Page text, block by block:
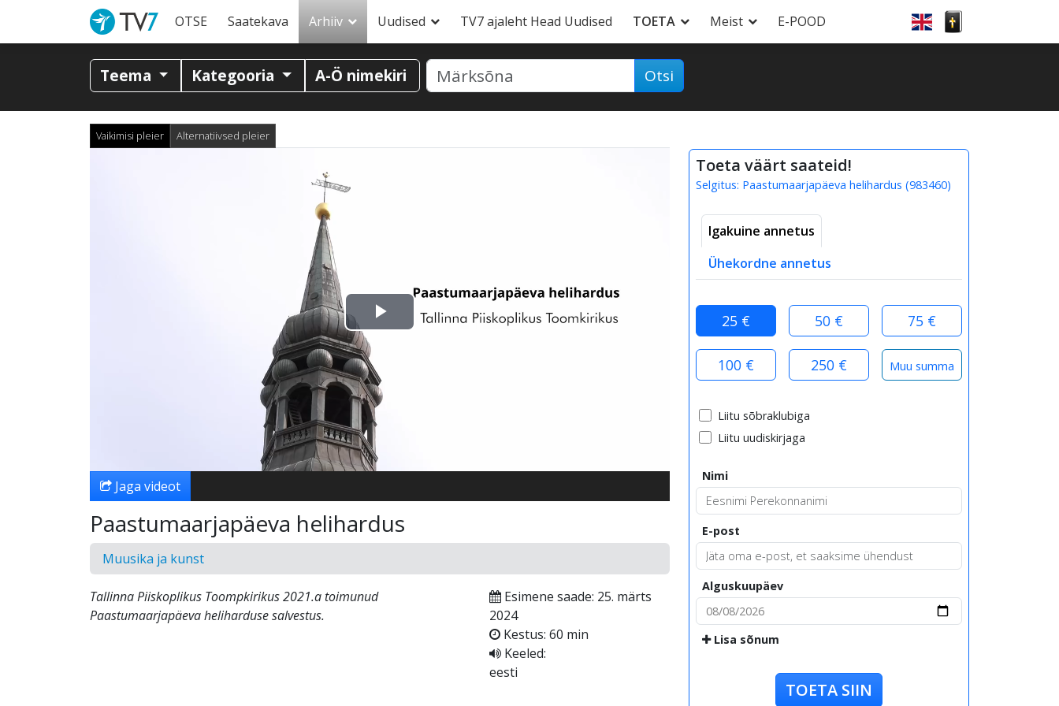
OTSE Saatekava Arhiiv Uudised TV7 ajaleht Head Uudised TOETA Meist E-POOD
Teema Kategooria A-Ö nimekiri Otsi
Vaikimisi pleier Alternatiivsed pleier
Esita
Jaga videot
Paastumaarjapäeva helihardus
Muusika ja kunst
Tallinna Piiskoplikus Toompkirikus 2021.a toimunud
Paastumaarjapäeva heliharduse salvestus.
Esimene saade: 25. märts
2024
Kestus: 60 min
Keeled:
eesti
Toeta väärt saateid!
Selgitus: Paastumaarjapäeva helihardus (983460)
Igakuine annetus
Ühekordne annetus
25 € 50 € 75 €
100 € 250 €
Liitu sõbraklubiga
Liitu uudiskirjaga
Nimi
E-post
Alguskuupäev
Lisa sõnum
TOETA SIIN